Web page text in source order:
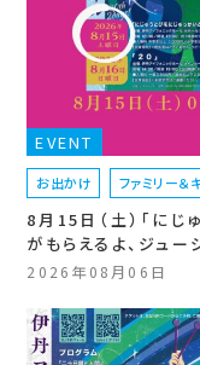
EVENT
お出かけ ファミリー＆
8月15日（土）「にじ
がもらえるよ、ジュー
2026年08月06日